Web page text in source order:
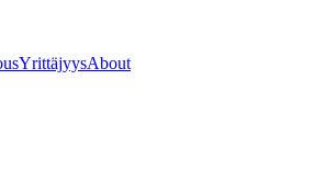
YrittäjyysAbout